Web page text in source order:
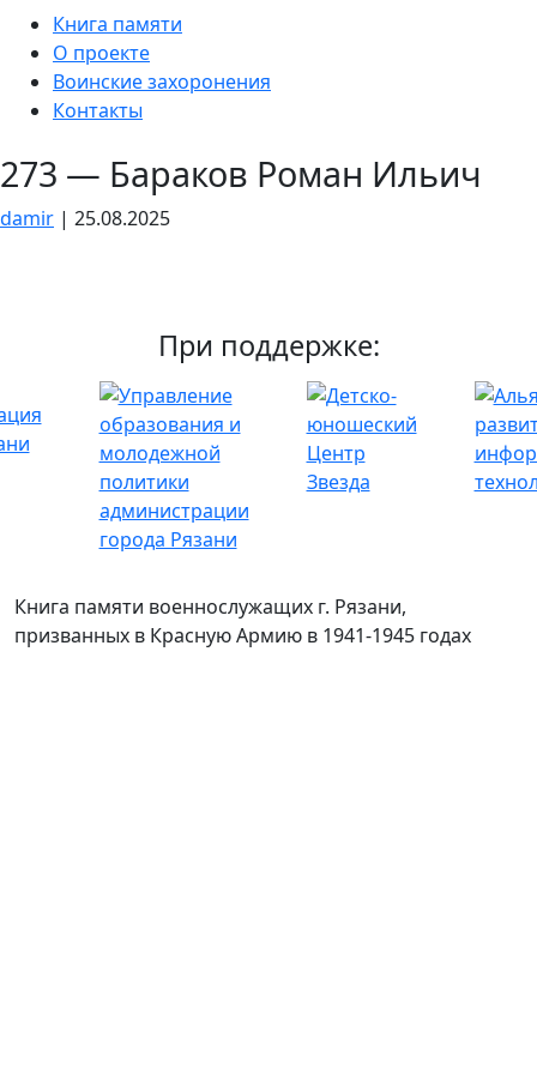
content
Книга памяти
О проекте
Воинские захоронения
Контакты
273 — Бараков Роман Ильич
damir | 25.08.2025
При поддержке:
Книга памяти военнослужащих г. Рязани,
призванных в Красную Армию в 1941-1945 годах